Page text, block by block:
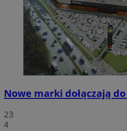
Nowe marki dołączają
23
4